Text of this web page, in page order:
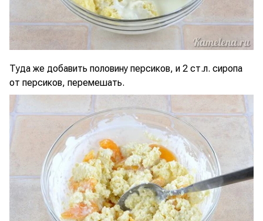
Туда же добавить половину персиков, и 2 ст.л. сиропа
от персиков, перемешать.